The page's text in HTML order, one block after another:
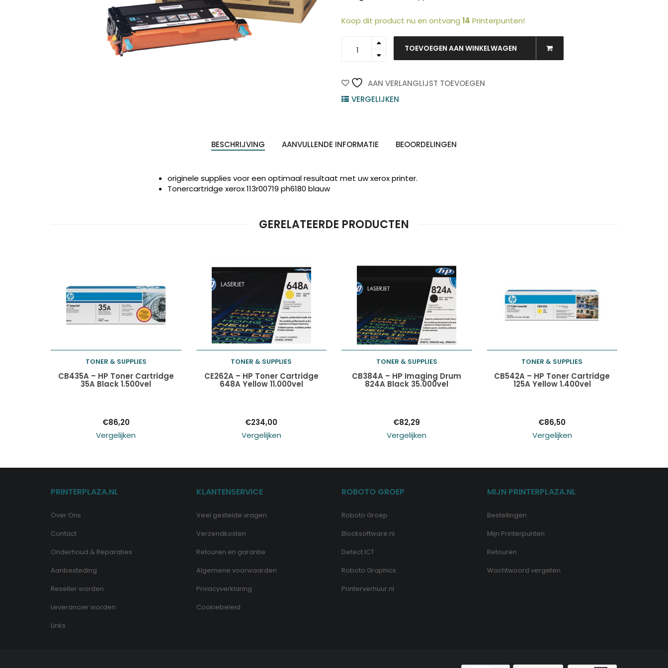
Koop dit product nu en ontvang 14 Printerpunten!
Cartridge
2.000vel
TOEVOEGEN AAN WINKELWAGEN
AAN VERLANGLIJST TOEVOEGEN
VERGELIJKEN
BESCHRIJVING AANVULLENDE INFORMATIE BEOORDELINGEN
originele supplies voor een optimaal resultaat met uw xerox printer.
Tonercartridge xerox 113r00719 ph6180 blauw
GERELATEERDE PRODUCTEN
Toevoegen aan
TONER & SUPPLIES
CB435A – HP Toner Cartridge
35A Black 1.500vel
€86,20
Vergelijken
Toevoegen aan
TONER & SUPPLIES
CE262A – HP Toner Cartridge
648A Yellow 11.000vel
€234,00
Vergelijken
Toevoegen aan
TONER & SUPPLIES
CB384A – HP Imaging Drum
824A Black 35.000vel
€82,29
Vergelijken
Toevoegen aan
TONER & SUPPLIES
CB542A – HP Toner Cartridge
125A Yellow 1.400vel
€86,50
Vergelijken
PRINTERPLAZA.NL
Over Ons
Contact
Onderhoud & Reparaties
Aanbesteding
Reseller worden
Leverancier worden
Links
KLANTENSERVICE
Veel gestelde vragen
Verzendkosten
Retouren en garantie
Algemene voorwaarden
Privacyverklaring
Cookiebeleid
ROBOTO GROEP
Roboto Groep
Blocksoftware.nl
Detect ICT
Roboto Graphics
Printerverhuur.nl
MIJN PRINTERPLAZA.NL
Bestellingen
Mijn Printerpunten
Retouren
Wachtwoord vergeten